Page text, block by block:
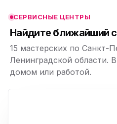
СЕРВИСНЫЕ ЦЕНТРЫ
Найдите ближайший
15 мастерских по Санкт-
Ленинградской области.
домом или работой.
ю